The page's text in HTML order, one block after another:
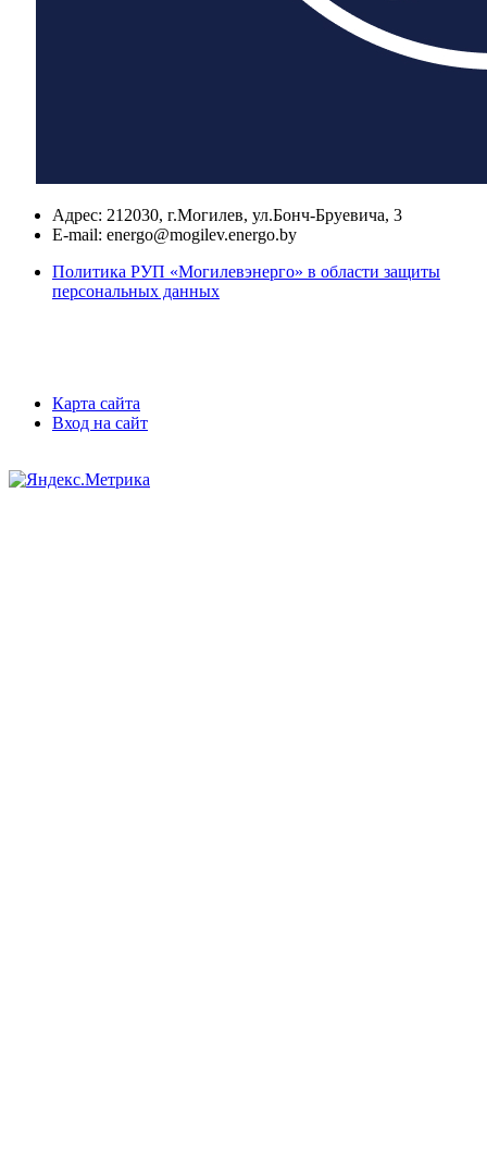
Адрес: 212030, г.Могилев, ул.Бонч-Бруевича, 3
E-mail: energo@mogilev.energo.by
Политика РУП «Могилевэнерго» в области защиты
персональных данных
Карта сайта
Вход на сайт